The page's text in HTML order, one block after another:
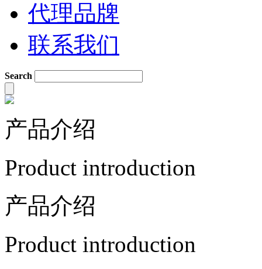
代理品牌
联系我们
Search
产品介绍
Product introduction
产品介绍
Product introduction